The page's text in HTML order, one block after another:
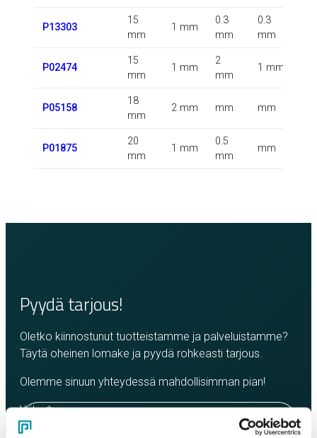
P13303
15
mm
1 mm
0.3
mm
0.3
mm
P02474
15
mm
1 mm
2
mm
1 mm
P05158
18
mm
2 mm mm mm
P01875
20
mm
1 mm
0.5
mm
mm
Pyydä tarjous!
Oletko kiinnostunut tuotteistamme ja palveluistamme?
Täytä oheinen lomake ja pyydä rohkeasti tarjous.
Olemme sinuun yhteydessä mahdollisimman pian!
Yritys*